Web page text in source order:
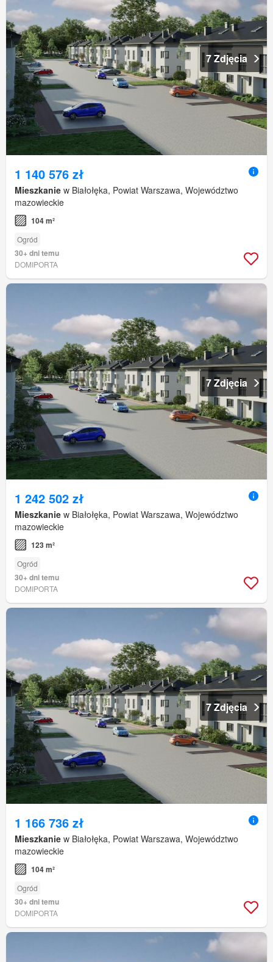
7 Zdjęcia
1 140 576 zł
Mieszkanie w Białołęka, Powiat Warszawa, Województwo
mazowieckie
104 m²
Ogród
30+ dni temu
DOMIPORTA
7 Zdjęcia
1 242 502 zł
Mieszkanie w Białołęka, Powiat Warszawa, Województwo
mazowieckie
123 m²
Ogród
30+ dni temu
DOMIPORTA
7 Zdjęcia
1 166 736 zł
Mieszkanie w Białołęka, Powiat Warszawa, Województwo
mazowieckie
104 m²
Ogród
30+ dni temu
DOMIPORTA